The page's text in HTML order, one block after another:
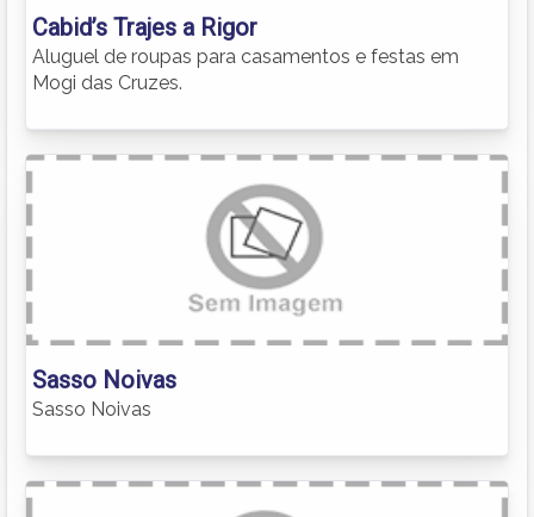
Cabid’s Trajes a Rigor
Aluguel de roupas para casamentos e festas em
Mogi das Cruzes.
Sasso Noivas
Sasso Noivas